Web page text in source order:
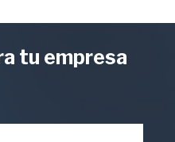
tu empresa